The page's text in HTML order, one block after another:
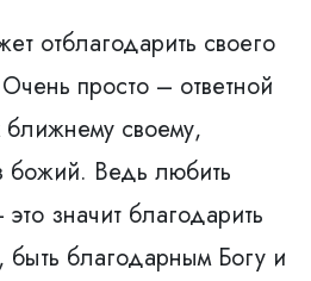
отблагодарить своего
просто – ответной
своему,
божий. Ведь любить
значит благодарить
быть благодарным Богу и